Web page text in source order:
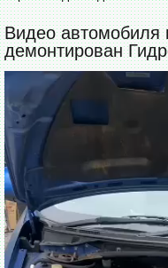
Видео автомобиля
демонтирован